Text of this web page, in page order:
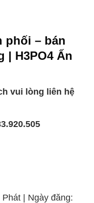
phối – bán
| H3PO4 Ấn
vui lòng liên hệ
| Ngày đăng: